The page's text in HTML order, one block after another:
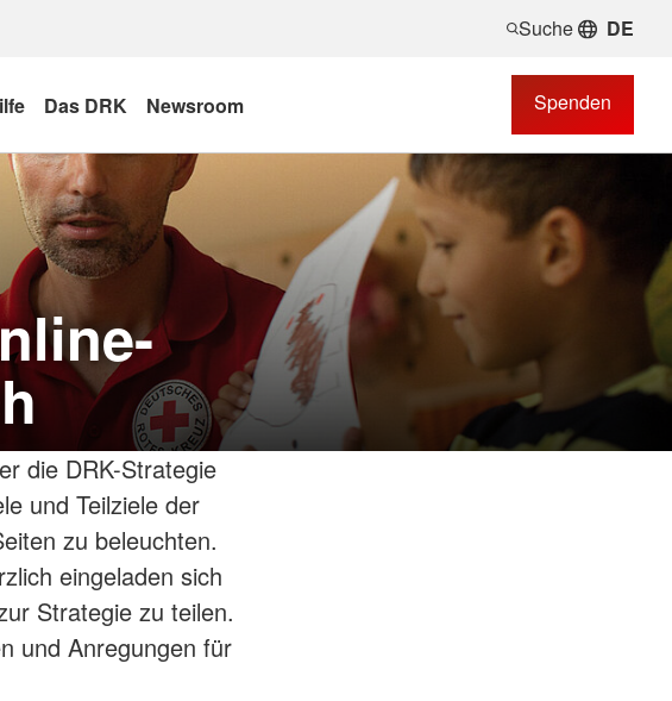
Suche DE
Das DRK Newsroom Spenden
die DRK-Strategie
und Teilziele der
zu beleuchten.
eingeladen sich
Strategie zu teilen.
und Anregungen für